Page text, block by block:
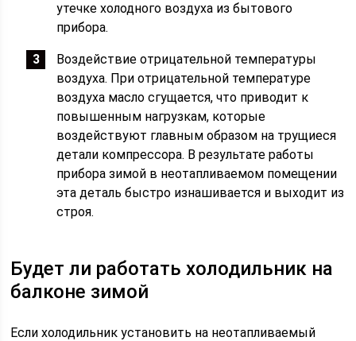
утечке холодного воздуха из бытового
прибора.
Воздействие отрицательной температуры
воздуха. При отрицательной температуре
воздуха масло сгущается, что приводит к
повышенным нагрузкам, которые
воздействуют главным образом на трущиеся
детали компрессора. В результате работы
прибора зимой в неотапливаемом помещении
эта деталь быстро изнашивается и выходит из
строя.
Будет ли работать холодильник на
балконе зимой
Если холодильник установить на неотапливаемый